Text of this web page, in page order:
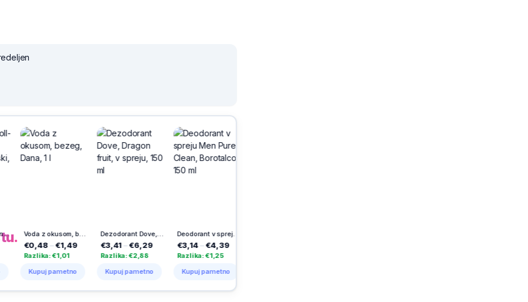
Voda z okusom, bezeg, Dana, 1 l
€0,48– €1,49
Razlika: €1,01
Kupuj pametno
Dezodorant Dove, Dragon fruit, v spreju, 150 ml
€3,41– €6,29
Razlika: €2,88
Kupuj pametno
Deodorant v spreju Men Pure Clean, Borotalco, 150 ml
€3,14– €4,39
Razlika: €1,25
Kupuj pametno